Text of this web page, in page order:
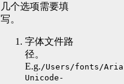
几个选项需要填
写。
字体文件路
径。
E.g./Users/fonts/
Unicode-